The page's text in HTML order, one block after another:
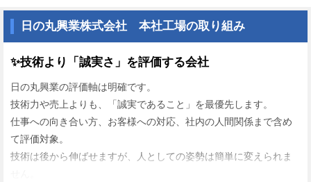
日の丸興業株式会社 本社工場の取り組み
✨技術より「誠実さ」を評価する会社
日の丸興業の評価軸は明確です。
技術力や売上よりも、「誠実であること」を最優先します。
仕事への向き合い方、お客様への対応、社内の人間関係まで含め
て評価対象。
技術は後から伸ばせますが、人としての姿勢は簡単に変えられま